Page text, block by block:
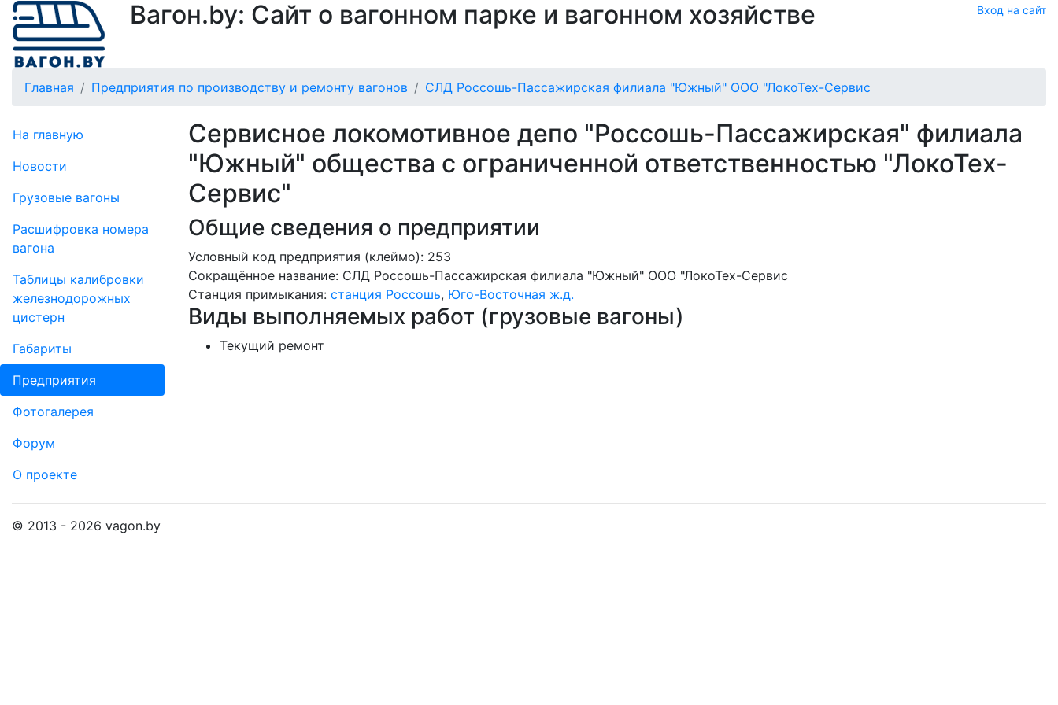
Вагон.by: Сайт о вагонном парке и вагонном хозяйстве Вход на сайт
Главная Предприятия по производству и ремонту вагонов СЛД Россошь-Пассажирская филиала "Южный" ООО "ЛокоТех-Сервис
На главную
Новости
Грузовые вагоны
Рас­шифров­ка номера
вагона
Таблицы калибровки
же­лезно­дорожных
цистерн
Габариты
Пред­прия­тия
Фо­то­га­ле­рея
Форум
О проекте
Сервисное локомотивное депо "Россошь-Пассажирская" филиала
"Южный" общества с ограниченной ответственностью "ЛокоТех-
Сервис"
Общие сведения о предприятии
Условный код предприятия (клеймо): 253
Сокращённое название: СЛД Россошь-Пассажирская филиала "Южный" ООО "ЛокоТех-Сервис
Станция примыкания: станция Россошь, Юго-Восточная ж.д.
Виды выполняемых работ (грузовые вагоны)
Текущий ремонт
© 2013 - 2026 vagon.by